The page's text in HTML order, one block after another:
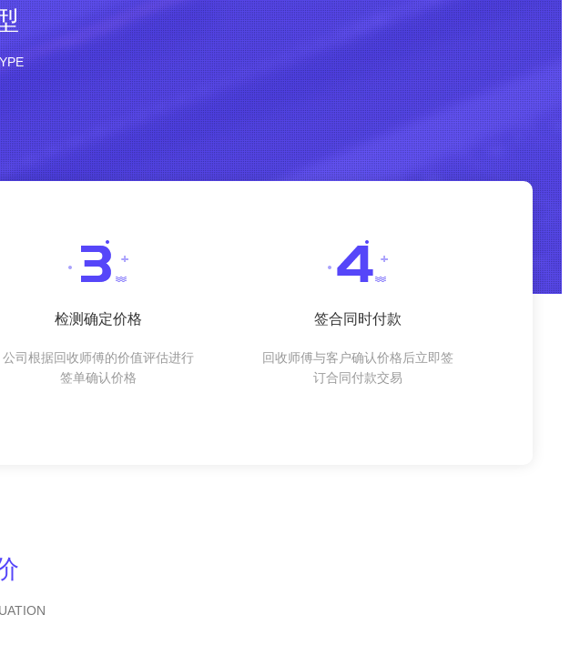
检测确定价格
公司根据回收师傅的价值评估进行
签单确认价格
签合同时付款
回收师傅与客户确认价格后立即签
订合同付款交易